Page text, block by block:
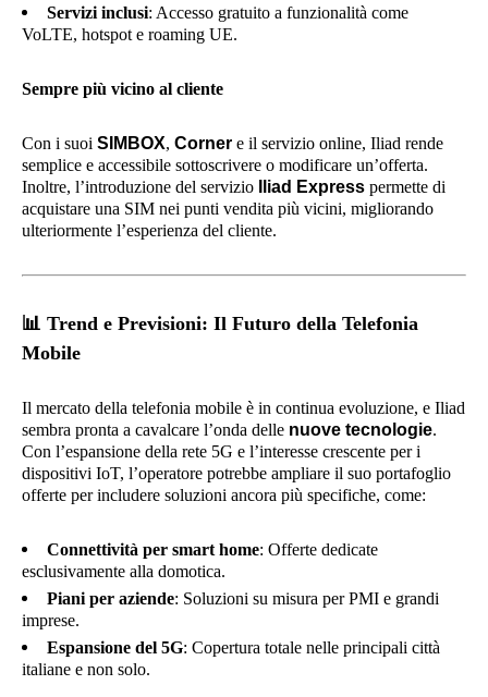
Servizi inclusi: Accesso gratuito a funzionalità come
VoLTE, hotspot e roaming UE.
Sempre più vicino al cliente
Con i suoi SIMBOX, Corner e il servizio online, Iliad rende
semplice e accessibile sottoscrivere o modificare un’offerta.
Inoltre, l’introduzione del servizio
Iliad Express permette di
acquistare una SIM nei punti vendita più vicini, migliorando
ulteriormente l’esperienza del cliente.
📊 Trend e Previsioni: Il Futuro della Telefonia
Mobile
Il mercato della telefonia mobile è in continua evoluzione, e Iliad
sembra pronta a cavalcare l’onda delle nuove tecnologie.
Con l’espansione della rete 5G e l’interesse crescente per i
dispositivi IoT, l’operatore potrebbe ampliare il suo portafoglio
offerte per includere soluzioni ancora più specifiche, come:
Connettività per smart home: Offerte dedicate
esclusivamente alla domotica.
Piani per aziende: Soluzioni su misura per PMI e grandi
imprese.
Espansione del 5G: Copertura totale nelle principali città
italiane e non solo.